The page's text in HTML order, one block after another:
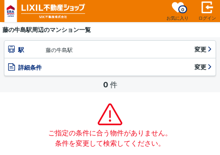
お気に入り
0
ログイン
藤の牛島駅周辺のマンション一覧
駅 藤の牛島駅 変更
詳細条件 変更
0 件
ご指定の条件に合う物件がありません。
条件を変更して検索してください。